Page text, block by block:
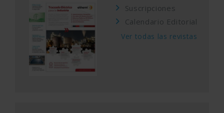
Suscripciones
Calendario Editorial
Ver todas las revistas